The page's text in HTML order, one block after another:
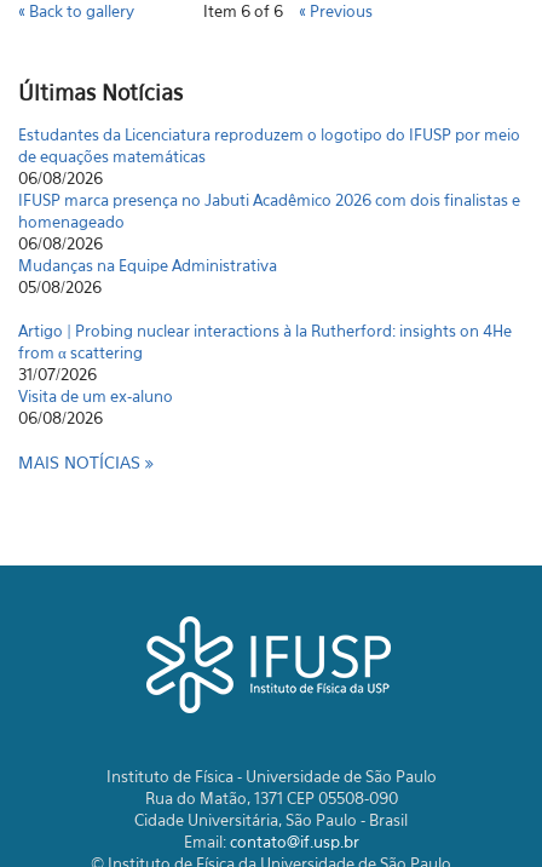
« Back to gallery Item 6 of 6 « Previous
Últimas Notícias
Estudantes da Licenciatura reproduzem o logotipo do IFUSP por meio
de equações matemáticas
06/08/2026
IFUSP marca presença no Jabuti Acadêmico 2026 com dois finalistas e
homenageado
06/08/2026
Mudanças na Equipe Administrativa
05/08/2026
Artigo | Probing nuclear interactions à la Rutherford: insights on 4He
from α scattering
31/07/2026
Visita de um ex-aluno
06/08/2026
MAIS NOTÍCIAS
Instituto de Física - Universidade de São Paulo
Rua do Matão, 1371 CEP 05508-090
Cidade Universitária, São Paulo - Brasil
Email:contato@if.usp.br